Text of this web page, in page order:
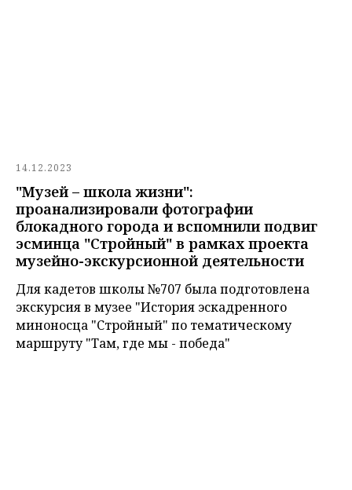
14.12.2023
"Музей – школа жизни":
проанализировали фотографии
блокадного города и вспомнили подвиг
эсминца "Стройный" в рамках проекта
музейно-экскурсионной деятельности
Для кадетов школы №707​ была подготовлена
экскурсия в музее "История эскадренного
миноносца "Стройный" по тематическому
маршруту "Там, где мы - победа"